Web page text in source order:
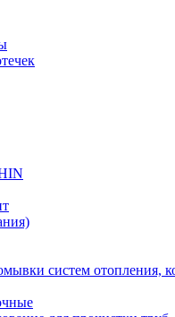
систем отопления,